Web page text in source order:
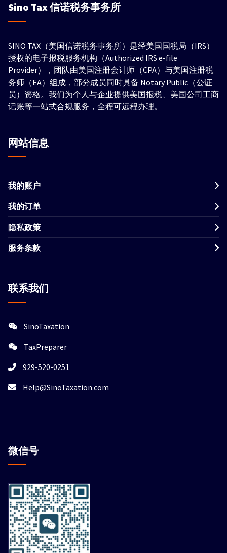
Sino Tax信诺税务事务所
SINO TAX（美国信诺税务事务所）是经美国国税局（IRS）
授权的电子报税服务机构（Authorized IRS e-file
Provider），团队由美国注册会计师（CPA）与美国注册税
务师（EA）组成，部分成员同时具备 Notary Public（公证
员）资格。我们为个人与企业提供美国报税、美国公司工商
记账等一站式合规服务，全程可远程办理。
网站信息
我的账户
我的订单
隐私政策
服务条款
联系我们
SinoTaxation
TaxPreparer
929-520-0251
Help@SinoTaxation.com
微信号